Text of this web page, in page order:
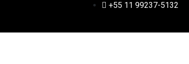
+55 11 99237-5132